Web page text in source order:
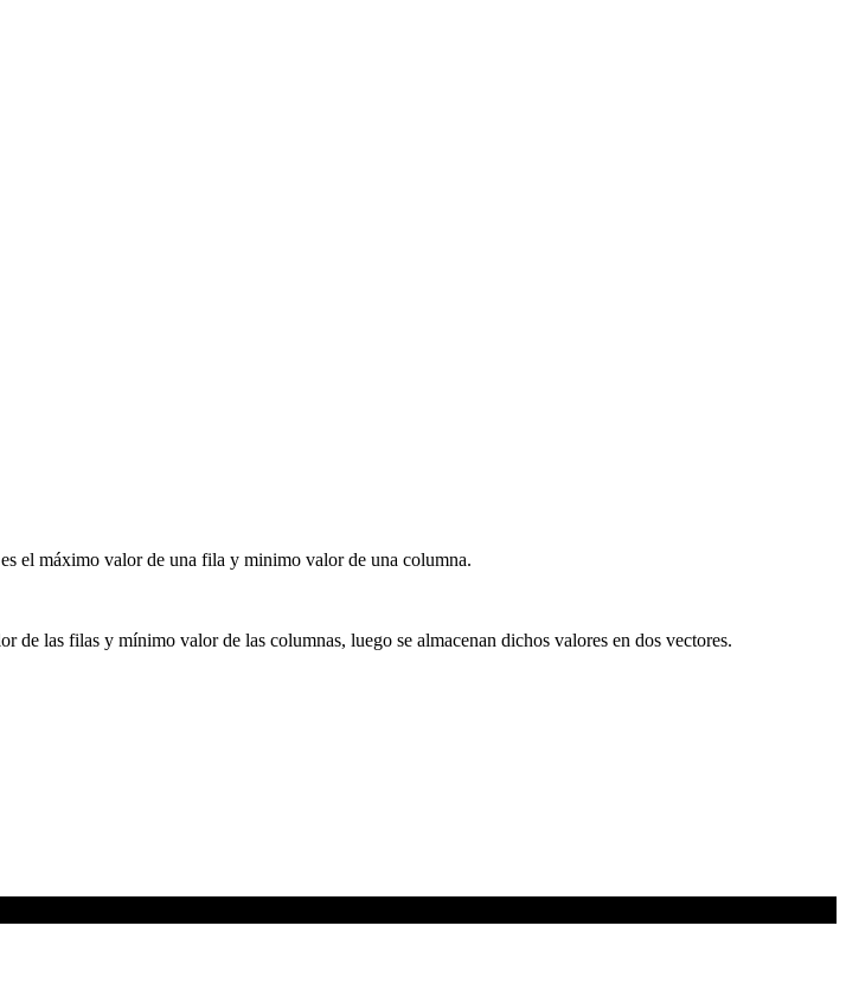
el máximo valor de una fila y minimo valor de una columna.
las filas y mínimo valor de las columnas, luego se almacenan dichos valores en dos vectores.